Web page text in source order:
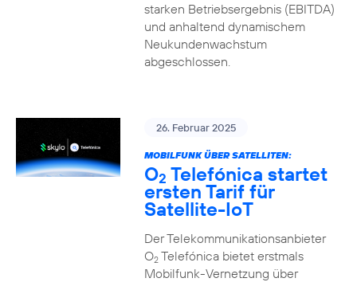
starken Betriebsergebnis (EBITDA)
und anhaltend dynamischem
Neukundenwachstum
abgeschlossen.
26. Februar 2025
MOBILFUNK ÜBER SATELLITEN:
O2 Telefónica startet
ersten Tarif für
Satellite-IoT
Der Telekommunikationsanbieter
O2Telefónica bietet erstmals
Mobilfunk-Vernetzung über